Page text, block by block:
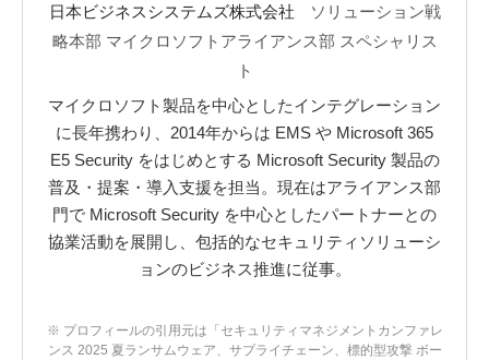
日本ビジネスシステムズ株式会社
ソリューション戦
略本部 マイクロソフトアライアンス部 スペシャリス
ト
マイクロソフト製品を中心としたインテグレーション
に長年携わり、2014年からは EMS や Microsoft 365
E5 Security をはじめとする Microsoft Security 製品の
普及・提案・導入支援を担当。現在はアライアンス部
門で Microsoft Security を中心としたパートナーとの
協業活動を展開し、包括的なセキュリティソリューシ
ョンのビジネス推進に従事。
※ プロフィールの引用元は「セキュリティマネジメントカンファレ
ンス 2025 夏ランサムウェア、サプライチェーン、標的型攻撃 ボー